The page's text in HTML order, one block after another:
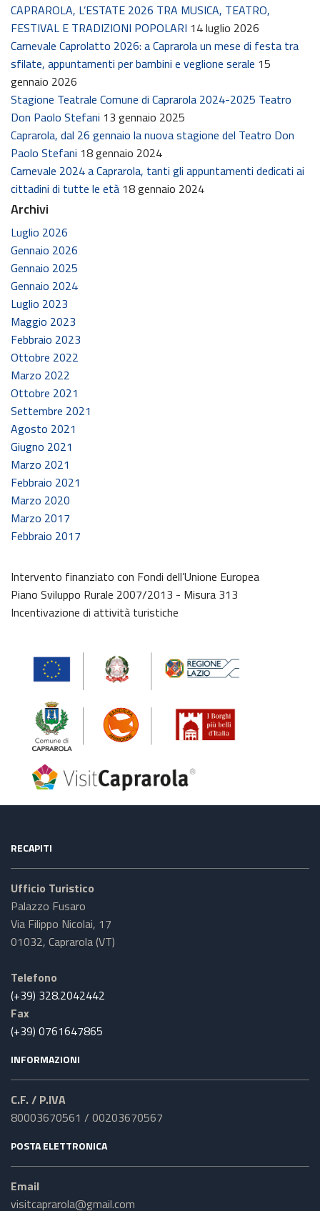
CAPRAROLA, L’ESTATE 2026 TRA MUSICA, TEATRO,
FESTIVAL E TRADIZIONI POPOLARI 14 luglio 2026
Carnevale Caprolatto 2026: a Caprarola un mese di festa tra
sfilate, appuntamenti per bambini e veglione serale 15
gennaio 2026
Stagione Teatrale Comune di Caprarola 2024-2025 Teatro
Don Paolo Stefani 13 gennaio 2025
Caprarola, dal 26 gennaio la nuova stagione del Teatro Don
Paolo Stefani 18 gennaio 2024
Carnevale 2024 a Caprarola, tanti gli appuntamenti dedicati ai
cittadini di tutte le età 18 gennaio 2024
Archivi
Luglio 2026
Gennaio 2026
Gennaio 2025
Gennaio 2024
Luglio 2023
Maggio 2023
Febbraio 2023
Ottobre 2022
Marzo 2022
Ottobre 2021
Settembre 2021
Agosto 2021
Giugno 2021
Marzo 2021
Febbraio 2021
Marzo 2020
Marzo 2017
Febbraio 2017
Intervento finanziato con Fondi dell’Unione Europea
Piano Sviluppo Rurale 2007/2013 - Misura 313
Incentivazione di attività turistiche
RECAPITI
Ufficio Turistico
Palazzo Fusaro
Via Filippo Nicolai, 17
01032, Caprarola (VT)
Telefono
(+39) 328.2042442
Fax
(+39) 0761647865
INFORMAZIONI
C.F. / P.IVA
80003670561 / 00203670567
POSTA ELETTRONICA
Email
visitcaprarola@gmail.com